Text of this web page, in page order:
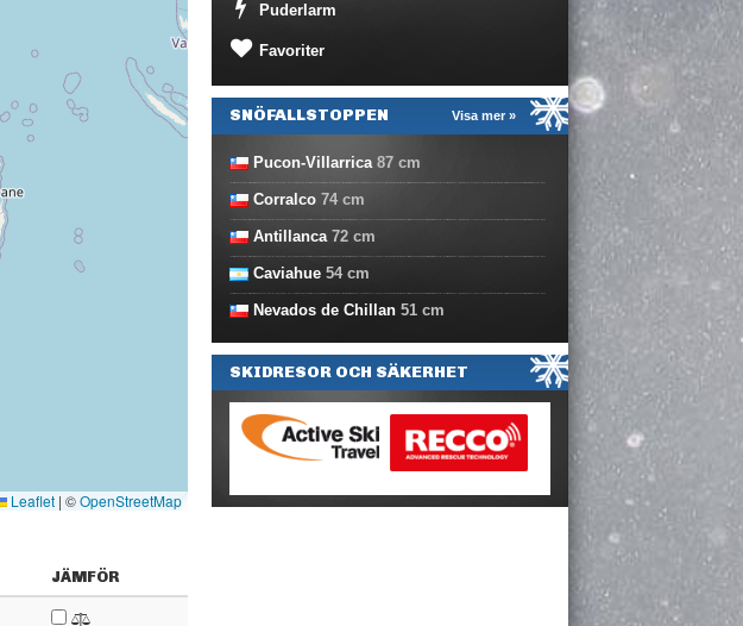
Leaflet | ©OpenStreetMap
JÄMFÖR
Puderlarm
Favoriter
Visa mer »
SNÖFALLSTOPPEN
Pucon-Villarrica87 cm
Corralco 74 cm
Antillanca72 cm
Caviahue 54 cm
Nevados de Chillan 51 cm
SKIDRESOR OCH SÄKERHET